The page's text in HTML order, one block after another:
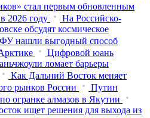
стал первым обновленным
2026 году
На Российско-
обсудят космическое
нашли выгодный способ
Цифровой юань
ломает барьеры
Как Дальний Восток меняет
рынков России
Путин
огранке алмазов в Якутии
ищет решения для выхода из